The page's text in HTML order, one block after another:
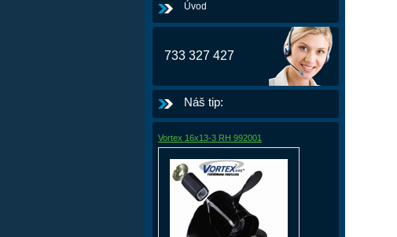
Úvod
733 327 427
Náš tip:
Vortex 16x13-3 RH 992001